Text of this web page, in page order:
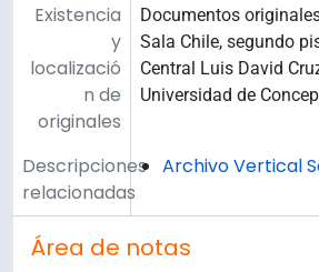
Existencia
y
localizació
n de
originales
Documentos
Sala Chile, segundo
Central Luis David
Universidad de
Descripciones
relacionadas
Archivo Vertical
Área de notas